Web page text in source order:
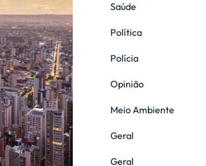
Saúde
Política
Polícia
Opinião
Meio Ambiente
Geral
Geral